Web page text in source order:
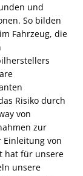
und
So bilden
Fahrzeug, die
Risiko durch
von
zur
Einleitung von
hat für unsere
unsere